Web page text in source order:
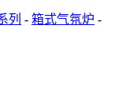
列 - 箱式气氛炉 -